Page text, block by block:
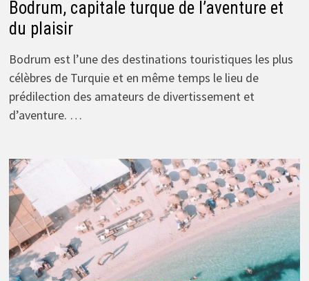
Bodrum, capitale turque de l’aventure et
du plaisir
Bodrum est l’une des destinations touristiques les plus
célèbres de Turquie et en même temps le lieu de
prédilection des amateurs de divertissement et
d’aventure. …